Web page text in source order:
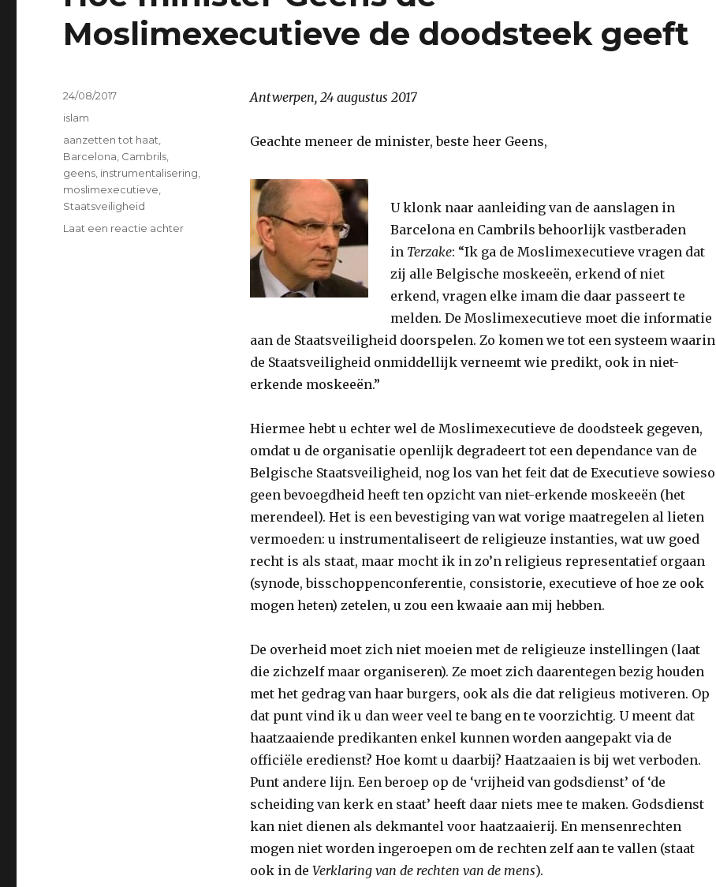
Moslimexecutieve de doodsteek geeft
Antwerpen, 24 augustus 2017
Geachte meneer de minister, beste heer Geens,
U klonk naar aanleiding van de aanslagen in
Barcelona en Cambrils behoorlijk vastberaden
in Terzake: “Ik ga de Moslimexecutieve vragen dat
zij alle Belgische moskeeën, erkend of niet
erkend, vragen elke imam die daar passeert te
melden. De Moslimexecutieve moet die informatie
aan de Staatsveiligheid doorspelen. Zo komen we tot een systeem waarin
de Staatsveiligheid onmiddellijk verneemt wie predikt, ook in niet-
erkende moskeeën.”
Hiermee hebt u echter wel de Moslimexecutieve de doodsteek gegeven,
omdat u de organisatie openlijk degradeert tot een dependance van de
Belgische Staatsveiligheid, nog los van het feit dat de Executieve sowieso
geen bevoegdheid heeft ten opzicht van niet-erkende moskeeën (het
merendeel). Het is een bevestiging van wat vorige maatregelen al lieten
vermoeden: u instrumentaliseert de religieuze instanties, wat uw goed
recht is als staat, maar mocht ik in zo’n religieus representatief orgaan
(synode, bisschoppenconferentie, consistorie, executieve of hoe ze ook
mogen heten) zetelen, u zou een kwaaie aan mij hebben.
De overheid moet zich niet moeien met de religieuze instellingen (laat
die zichzelf maar organiseren). Ze moet zich daarentegen bezig houden
met het gedrag van haar burgers, ook als die dat religieus motiveren. Op
dat punt vind ik u dan weer veel te bang en te voorzichtig. U meent dat
haatzaaiende predikanten enkel kunnen worden aangepakt via de
officiële eredienst? Hoe komt u daarbij? Haatzaaien is bij wet verboden.
Punt andere lijn. Een beroep op de ‘vrijheid van godsdienst’ of ‘de
scheiding van kerk en staat’ heeft daar niets mee te maken. Godsdienst
kan niet dienen als dekmantel voor haatzaaierij. En mensenrechten
mogen niet worden ingeroepen om de rechten zelf aan te vallen (staat
ook in de Verklaring van de rechten van de mens).
Geplaatst
op
24/08/2017
Categorieën
islam
Tags
aanzetten tot haat
Barcelona Cambrils
geens instrumentalisering
moslimexecutieve
Staatsveiligheid
Laat een reactie achterop